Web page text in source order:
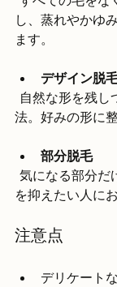
し、蒸れやかゆ
ます。
デザイン脱
法。好みの形に
部分脱毛
を抑えたい人に
注意点
デリケート